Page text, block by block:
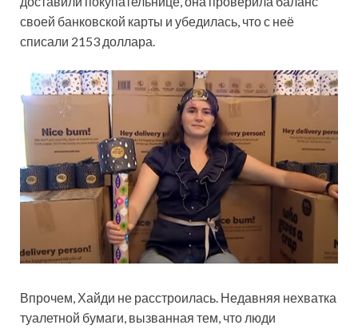
своей банковской карты и убедилась, что с неё
списали 2153 доллара.
Впрочем, Хайди не расстроилась. Недавняя нехватка
туалетной бумаги, вызванная тем, что люди